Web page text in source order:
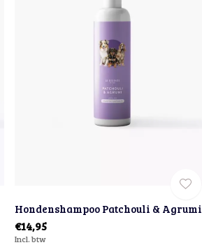
Hondenshampoo Patchouli & Agrumi
€14,95
Incl. btw